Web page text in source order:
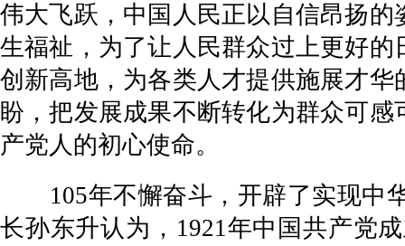
伟大飞跃，中国人民正以自信昂扬
生福祉，为了让人民群众过上更好
创新高地，为各类人才提供施展才
盼，把发展成果不断转化为群众可
产党人的初心使命。
105年不懈奋斗，开辟了实现中华
长孙东升认为，1921年中国共产党